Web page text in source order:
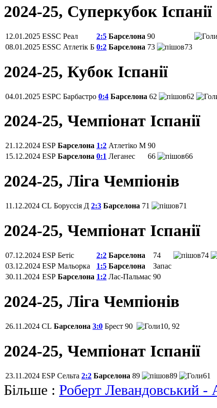
2024-25, Суперкубок Іспанії
12.01.2025 ESSC Реал 2:5 Барселона 90
08.01.2025 ESSC Атлетік Б 0:2 Барселона 73 73
2024-25, Кубок Іспанії
04.01.2025 ESPC Барбастро 0:4 Барселона 62 62
2024-25, Чемпiонат Іспанії
21.12.2024 ESP Барселона 1:2 Атлетіко М 90
15.12.2024 ESP Барселона 0:1 Леганес 66 66
2024-25, Ліга Чемпіонів
11.12.2024 CL Боруссія Д 2:3 Барселона 71 71
2024-25, Чемпiонат Іспанії
07.12.2024 ESP Бетіс 2:2 Барселона 74
74
03.12.2024 ESP Мальорка 1:5 Барселона
Запас
30.11.2024 ESP Барселона 1:2 Лас-Пальмас 90
2024-25, Ліга Чемпіонів
26.11.2024 CL Барселона 3:0 Брест 90 10, 92
2024-25, Чемпiонат Іспанії
23.11.2024 ESP Сельта 2:2 Барселона 89 89 61
Більше : Роберт Левандовський -